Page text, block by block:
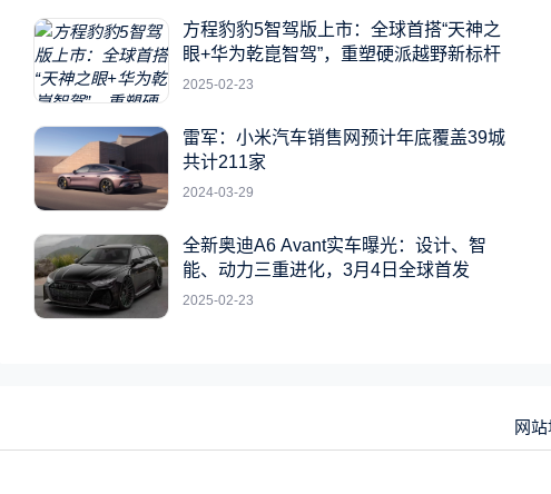
方程豹豹5智驾版上市：全球首搭“天神之
眼+华为乾崑智驾”，重塑硬派越野新标杆
2025-02-23
雷军：小米汽车销售网预计年底覆盖39城
共计211家
2024-03-29
全新奥迪A6 Avant实车曝光：设计、智
能、动力三重进化，3月4日全球首发
2025-02-23
网